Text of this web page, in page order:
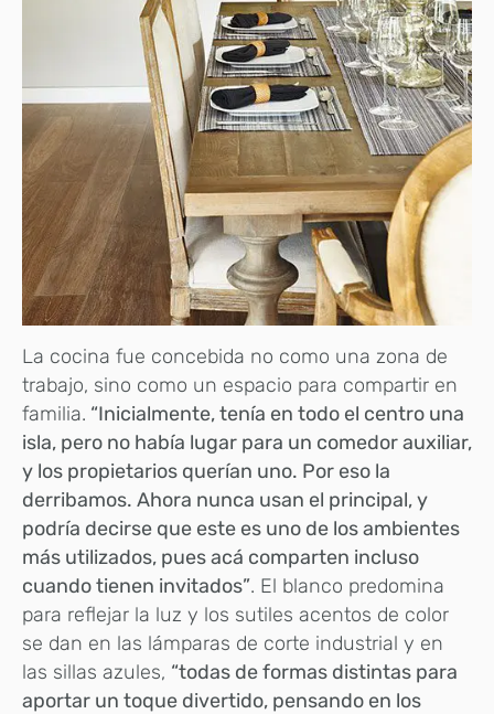
La cocina fue concebida no como una zona de
trabajo, sino como un espacio para compartir en
familia. “Inicialmente, tenía en todo el centro una
isla, pero no había lugar para un comedor auxiliar,
y los propietarios querían uno. Por eso la
derribamos. Ahora nunca usan el principal, y
podría decirse que este es uno de los ambientes
más utilizados, pues acá comparten incluso
cuando tienen invitados”. El blanco predomina
para reflejar la luz y los sutiles acentos de color
se dan en las lámparas de corte industrial y en
las sillas azules, “todas de formas distintas para
aportar un toque divertido, pensando en los